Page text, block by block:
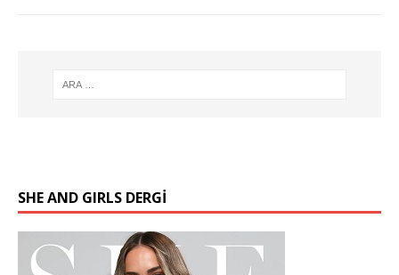
SHE AND GIRLS DERGİ